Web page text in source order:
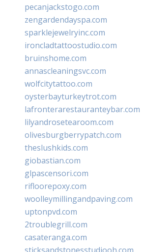
pecanjackstogo.com
zengardendayspa.com
sparklejewelryinc.com
ironcladtattoostudio.com
bruinshome.com
annascleaningsvc.com
wolfcitytattoo.com
oysterbayturkeytrot.com
lafronterarestauranteybar.com
lilyandrosetearoom.com
olivesburgberrypatch.com
theslushkids.com
giobastian.com
glpascensori.com
rifloorepoxy.com
woolleymillingandpaving.com
uptonpvd.com
2troublegrill.com
casateranga.com